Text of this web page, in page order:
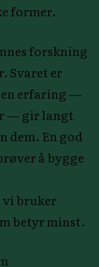
former.
forskning
Svaret er
erfaring —
— gir langt
dem. En god
å bygge
vi bruker
betyr minst.